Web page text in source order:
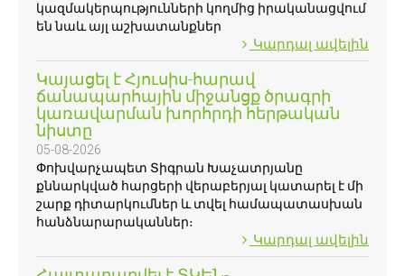
կազմակերպությունների կողմից իրականացվում
են նաև այլ աշխատանքներ
Կարդալ ավելին
Կայացել է Հյուսիս-հարավ
ճանապարհային միջանցք ծրագրի
կառավարման խորհրդի հերթական
նիստը
05-08-2026
Փոխվարչապետ Տիգրան Խաչատրյանը
քննարկված հարցերի վերաբերյալ կատարել է մի
շարք դիտարկումներ և տվել համապատասխան
հանձնարարականներ։
Կարդալ ավելին